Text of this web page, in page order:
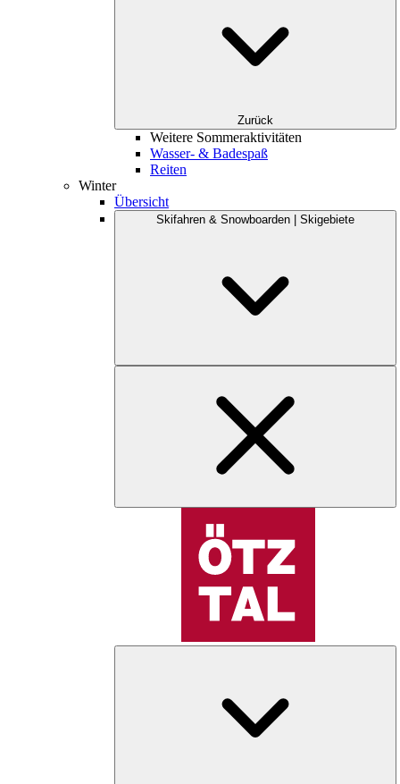
Zurück
Weitere Sommeraktivitäten
Wasser- & Badespaß
Reiten
Winter
Übersicht
Skifahren & Snowboarden | Skigebiete